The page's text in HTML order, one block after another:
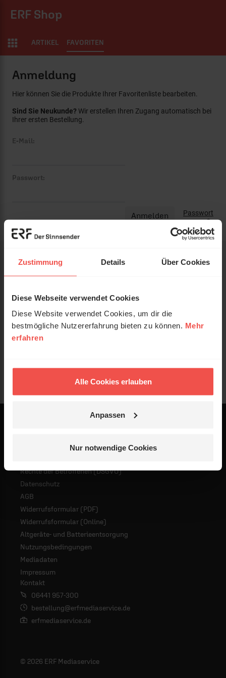
Zustimmung Details Über Cookies
Diese Webseite verwendet Cookies
Diese Website verwendet Cookies, um dir die
bestmögliche Nutzererfahrung bieten zu können. Mehr
erfahren
Alle Cookies erlauben
Anpassen
Nur notwendige Cookies
ERF Shop
ARTIKEL FAVORITEN
Anmeldung
Hier können Sie die Produkte Ihrer Favoritenliste bearbeiten.
Sind Sie Neukunde? Wir erstellen Ihren Zugang automatisch bei
Ihrer ersten Bestellung.
E-Mail:
Passwort:
Passwort
vergessen?
Rechte der Betroffenen (DSGVO)
Datenschutz
AGB
Widerrufsformular (PDF)
Widerrufsformular (Online)
Altgeräte- und Batterieentsorgung
Nutzungsbedingungen
Mediadaten
Impressum
Kontakt
06441 957-300
bestellung@erfmediaservice.de
erfmediaservice.de
© 2026 ERF Mediaservice